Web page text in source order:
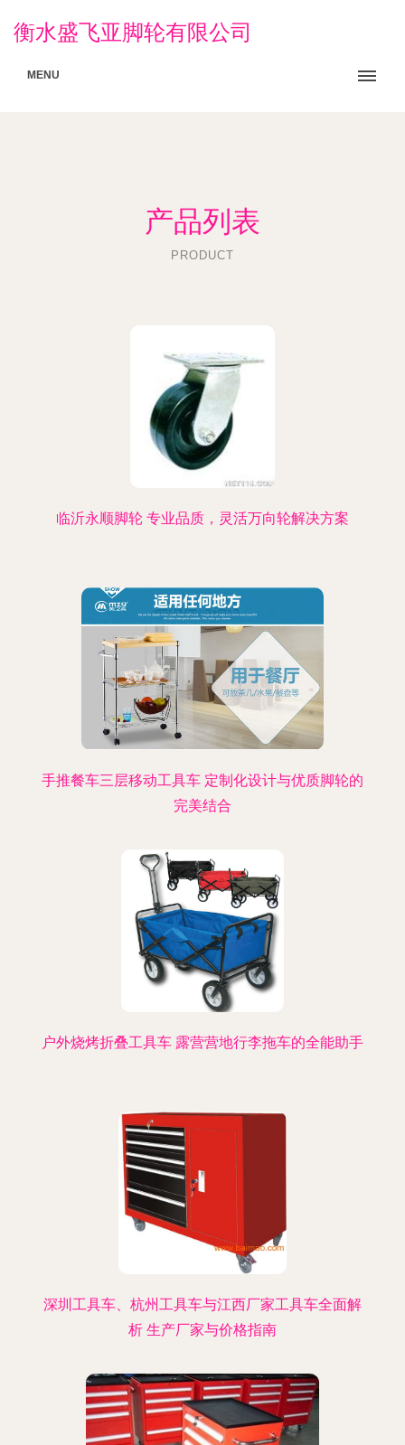
衡水盛飞亚脚轮有限公司
MENU
产品列表
PRODUCT
临沂永顺脚轮 专业品质，灵活万向轮解决方案
手推餐车三层移动工具车 定制化设计与优质脚轮的
完美结合
户外烧烤折叠工具车 露营营地行李拖车的全能助手
深圳工具车、杭州工具车与江西厂家工具车全面解
析 生产厂家与价格指南